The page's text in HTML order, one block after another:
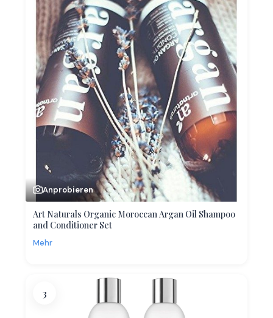
Anprobieren
Art Naturals Organic Moroccan Argan Oil Shampoo
and Conditioner Set
Mehr
3